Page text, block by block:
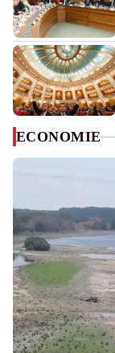
ECONOMIE